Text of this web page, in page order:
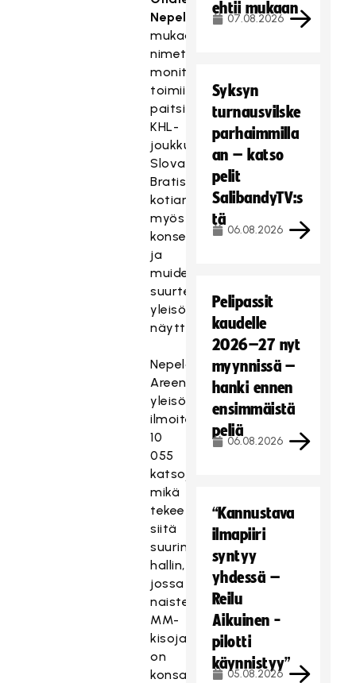
Nepelan
mukaan
nimetty
monitoimiareena
toimii
paitsi
KHL-
joukkue
Slovan
Bratislavan
kotiareenana,
myös
konserttien
ja
muiden
suurten
yleisötapahtumien
näyttämönä.
Nepela
Areenan
yleisökapasiteetiksi
ilmoitetaan
10
055
katsojaa,
mikä
tekee
siitä
suurimman
hallin,
jossa
naisten
MM-
kisoja
on
konsanaan
ehtii mukaan
07.08.2026
Syksyn
turnausvilske
parhaimmilla
an – katso
pelit
SalibandyTV:s
tä
06.08.2026
Pelipassit
kaudelle
2026–27 nyt
myynnissä –
hanki ennen
ensimmäistä
peliä
06.08.2026
“Kannustava
ilmapiiri
syntyy
yhdessä –
Reilu
Aikuinen -
pilotti
käynnistyy”
05.08.2026